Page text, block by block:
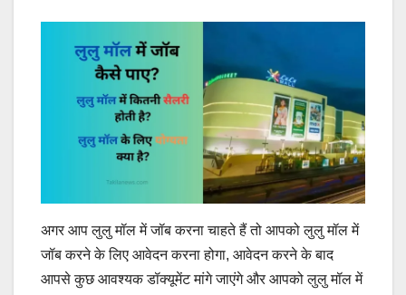
अगर आप लुलु मॉल में जॉब करना चाहते हैं तो आपको लुलु मॉल में
जॉब करने के लिए आवेदन करना होगा, आवेदन करने के बाद
आपसे कुछ आवश्यक डॉक्यूमेंट मांगे जाएंगे और आपको लुलु मॉल में